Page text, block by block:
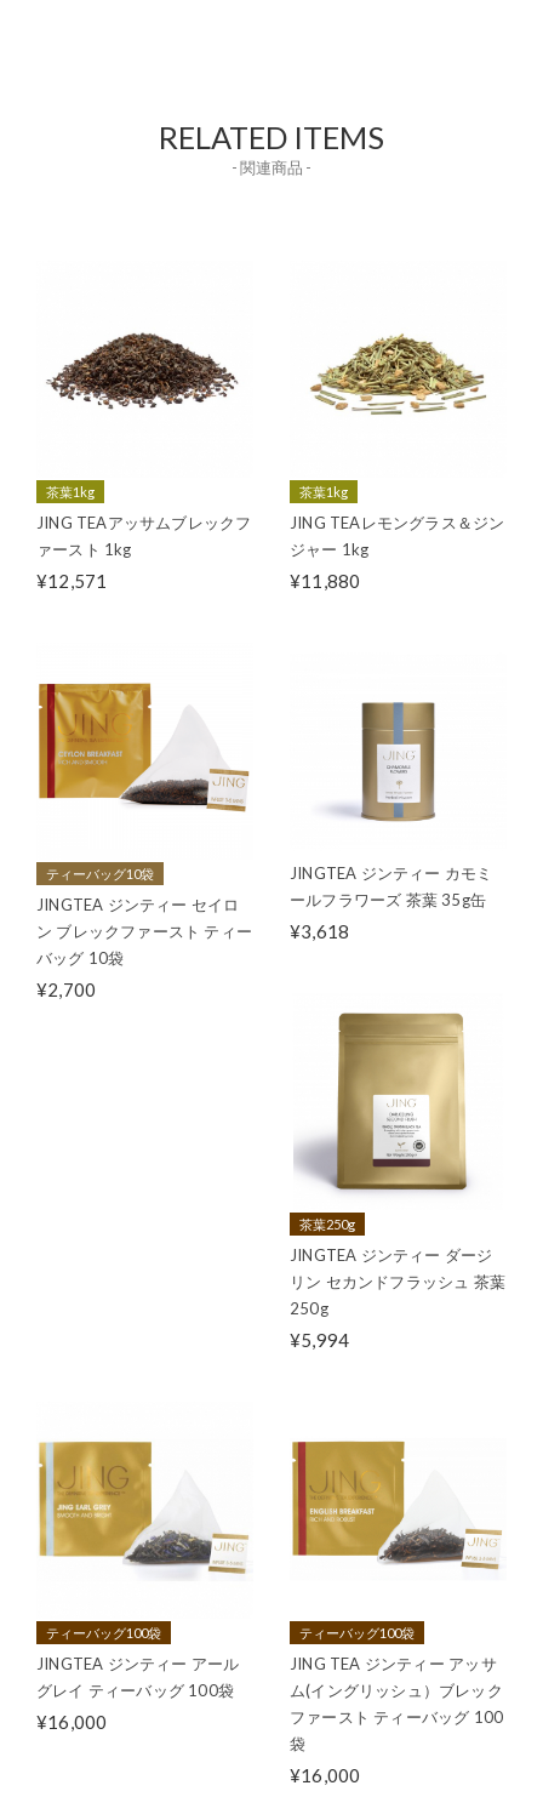
RELATED ITEMS
- 関連商品 -
茶葉1kg
JING TEAアッサムブレックフ
ァースト 1kg
¥12,571
茶葉1kg
JING TEAレモングラス＆ジン
ジャー 1kg
¥11,880
ティーバッグ10袋
JINGTEA ジンティー セイロ
ン ブレックファースト ティー
バッグ 10袋
¥2,700
JINGTEA ジンティー カモミ
ールフラワーズ 茶葉 35g缶
¥3,618
茶葉250g
JINGTEA ジンティー ダージ
リン セカンドフラッシュ 茶葉
250g
¥5,994
ティーバッグ100袋
JINGTEA ジンティー アール
グレイ ティーバッグ 100袋
¥16,000
ティーバッグ100袋
JING TEA ジンティー アッサ
ム(イングリッシュ）ブレック
ファースト ティーバッグ 100
袋
¥16,000